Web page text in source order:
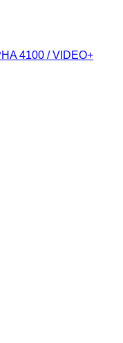
4100 / VIDEO+